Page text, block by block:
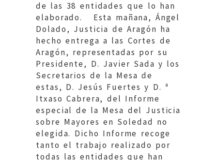
de las 38 entidades que lo han
elaborado. Esta mañana, Ángel
Dolado, Justicia de Aragón ha
hecho entrega a las Cortes de
Aragón, representadas por su
Presidente, D. Javier Sada y los
Secretarios de la Mesa de
estas, D. Jesús Fuertes y D. ª
Itxaso Cabrera, del Informe
especial de la Mesa del Justicia
sobre Mayores en Soledad no
elegida. Dicho Informe recoge
tanto el trabajo realizado por
todas las entidades que han